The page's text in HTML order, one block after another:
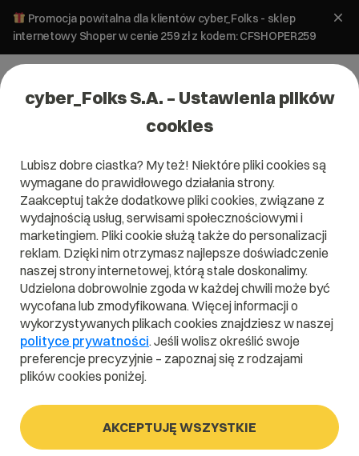
Promocja powitalna dla klientów cyber_Folks - sklep
internetowy Shoper w cenie 259 zł z kodem: CFSHOPER259
Pomoc»Serwery»Serwer WebAs»Obciążenie lub zasoby
serwera – serwer wzorcowy (referencyjny)
Obciążenie lub zasoby serwera –
serwer wzorcowy (referencyjny)
Serwer WebAs
Artykuł dla panelu:
Zasoby serwera (obciążenie serwera)
cyber_Folks S.A. – Ustawienia plików
cookies
Lubisz dobre ciastka? My też! Niektóre pliki cookies są
wymagane do prawidłowego działania strony.
Zaakceptuj także dodatkowe pliki cookies, związane z
wydajnością usług, serwisami społecznościowymi i
marketingiem. Pliki cookie służą także do personalizacji
reklam. Dzięki nim otrzymasz najlepsze doświadczenie
naszej strony internetowej, którą stale doskonalimy.
Udzielona dobrowolnie zgoda w każdej chwili może być
wycofana lub zmodyfikowana. Więcej informacji o
wykorzystywanych plikach cookies znajdziesz w naszej
polityce prywatności. Jeśli wolisz określić swoje
preferencje precyzyjnie – zapoznaj się z rodzajami
plików cookies poniżej.
AKCEPTUJĘ WSZYSTKIE